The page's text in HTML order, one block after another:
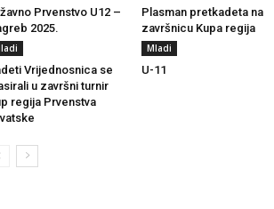
Prvenstvo U12 –
2025.
Plasman pretkadeta na
završnicu Kupa regija
Vrijednosnica se
u završni turnir
regija Prvenstva
Mladi
U-11